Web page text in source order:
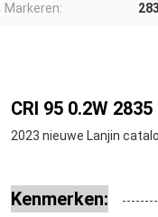
Markeren:
CRI 95 0.2W
2023 nieuwe Lanjin
Kenmerken: